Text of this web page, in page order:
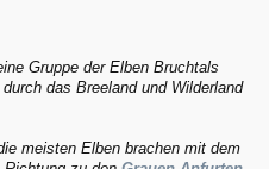
Gruppe der Elben Bruchtals
das Breeland und Wilderland
meisten Elben brachen mit dem